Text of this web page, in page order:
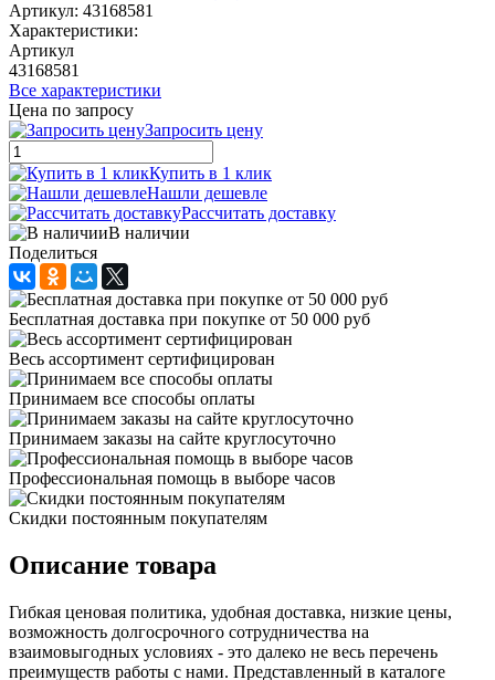
Артикул: 43168581
Характеристики:
Артикул
43168581
Все характеристики
Цена по запросу
Запросить цену
Купить в 1 клик
Нашли дешевле
Рассчитать доставку
В наличии
Поделиться
Бесплатная доставка при покупке от 50 000 руб
Весь ассортимент сертифицирован
Принимаем все способы оплаты
Принимаем заказы на сайте круглосуточно
Профессиональная помощь в выборе часов
Скидки постоянным покупателям
Описание товара
Гибкая ценовая политика, удобная доставка, низкие цены,
возможность долгосрочного сотрудничества на
взаимовыгодных условиях - это далеко не весь перечень
преимуществ работы с нами. Представленный в каталоге